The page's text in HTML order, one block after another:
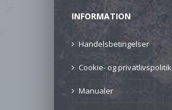
INFORMATION
Handelsbetingelser
Cookie- og privatlivspolitik
Manualer